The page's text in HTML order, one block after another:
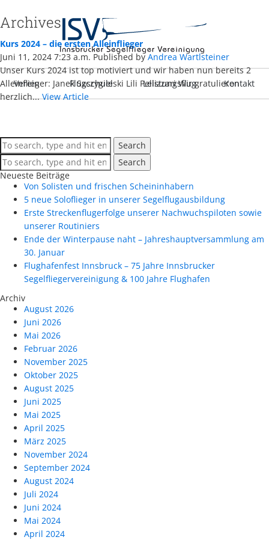
Verein Flugschule Leistungsflug Kontakt
Archives
Kurs 2024 – die ersten Alleinflieger
Juni 11, 2024 7:23 a.m. Published byAndrea Wartlsteiner
Unser Kurs 2024 ist top motiviert und wir haben nun bereits 2
Alleinflieger: Janek Szczygielski Lili Pellizzari Wir gratulieren
herzlich...View Article
Search
Search
Neueste Beiträge
Von Solisten und frischen Scheininhabern
5 neue Soloflieger in unserer Segelflugausbildung
Erste Streckenflugerfolge unserer Nachwuchspiloten sowie
unserer Routiniers
Ende der Winterpause naht – Jahreshauptversammlung am
30. Januar
Flughafenfest Innsbruck – 75 Jahre Innsbrucker
Segelfliegervereinigung & 100 Jahre Flughafen
Archiv
August 2026
Juni 2026
Mai 2026
Februar 2026
November 2025
Oktober 2025
August 2025
Juni 2025
Mai 2025
April 2025
März 2025
November 2024
September 2024
August 2024
Juli 2024
Juni 2024
Mai 2024
April 2024